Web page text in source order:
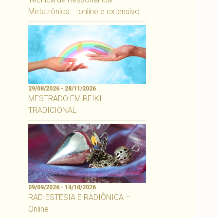
Metatrônica – online e extensivo
29/08/2026 - 28/11/2026
MESTRADO EM REIKI
TRADICIONAL
09/09/2026 - 14/10/2026
RADIESTESIA E RADIÔNICA –
Online